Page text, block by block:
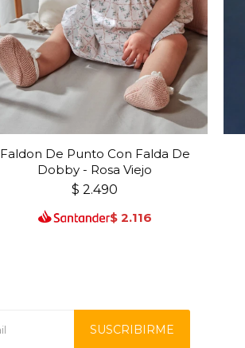
Faldon De Punto Con Falda De
Dobby - Rosa Viejo
$ 2.490
$ 2.116
SUSCRIBIRME